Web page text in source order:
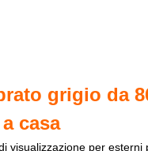
grigio da
casa
visualizzazione per